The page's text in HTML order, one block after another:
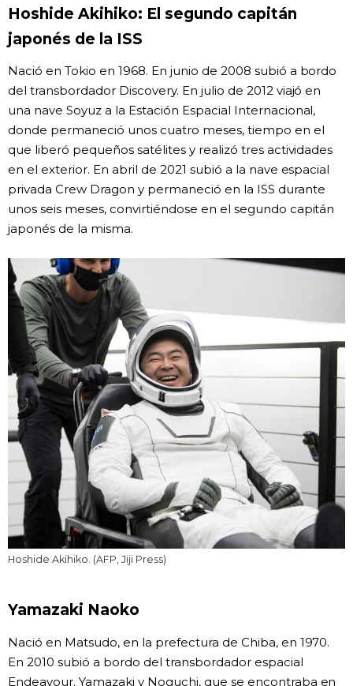
Hoshide Akihiko: El segundo capitán
japonés de la ISS
Nació en Tokio en 1968. En junio de 2008 subió a bordo
del transbordador Discovery. En julio de 2012 viajó en
una nave Soyuz a la Estación Espacial Internacional,
donde permaneció unos cuatro meses, tiempo en el
que liberó pequeños satélites y realizó tres actividades
en el exterior. En abril de 2021 subió a la nave espacial
privada Crew Dragon y permaneció en la ISS durante
unos seis meses, convirtiéndose en el segundo capitán
japonés de la misma.
Hoshide Akihiko. (AFP, Jiji Press)
Yamazaki Naoko
Nació en Matsudo, en la prefectura de Chiba, en 1970.
En 2010 subió a bordo del transbordador espacial
Endeavour. Yamazaki y Noguchi, que se encontraba en